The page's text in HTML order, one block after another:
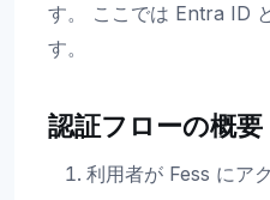
す。 ここでは Entra ID
す。
認証フローの概要
利用者が Fess にア